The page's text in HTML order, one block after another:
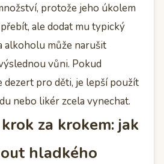
protože jeho úkolem
ale dodat mu typický
alkoholu může narušit
vůni. Pokud
dezert pro děti, je lepší použít
nebo likér zcela vynechat.
za krokem: jak
hladkého